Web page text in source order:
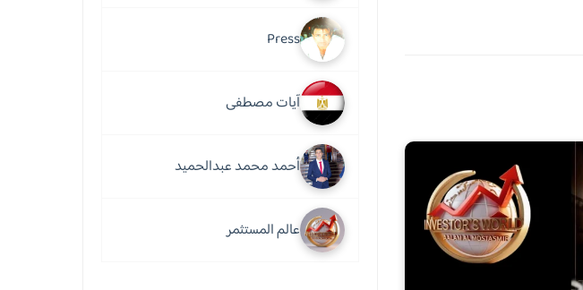
Press
آيات مصطفى
أحمد محمد عبدالحميد
عالم المستثمر